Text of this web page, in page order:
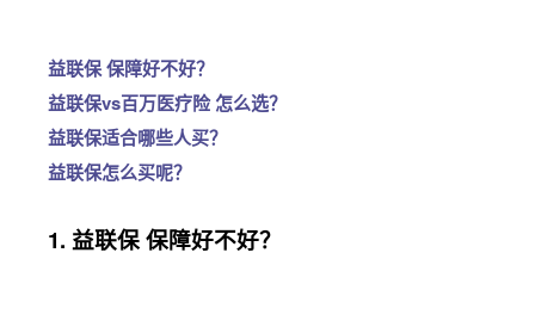
益联保 保障好不好？
益联保vs百万医疗险 怎么选？
益联保适合哪些人买？
益联保怎么买呢？
1. 益联保 保障好不好？